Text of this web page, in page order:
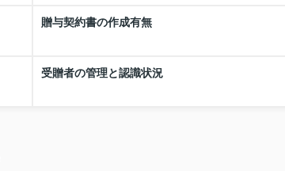
贈与契約書の作成有無
受贈者の管理と認識状況